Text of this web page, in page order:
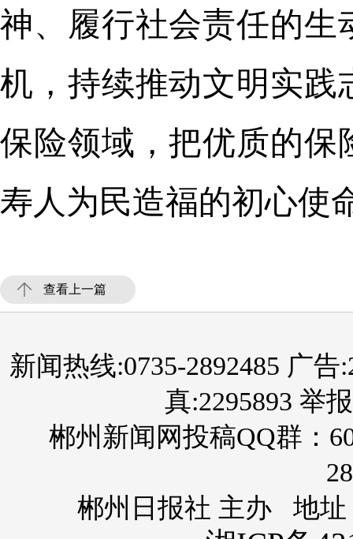
神、履行社会责任的生
机，持续推动文明实践
保险领域，把优质的保
寿人为民造福的初心使
查看上一篇
新闻热线:0735-2892485 广告
真:2295893 举
郴州新闻网投稿QQ群：
郴州日报社 主办 地址